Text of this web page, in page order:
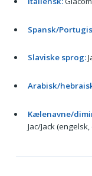
Spansk/
Slaviske sprog:
Arabisk/
Kælenavne/
Jac/Jack